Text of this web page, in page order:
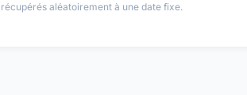
aléatoirement à une date fixe.